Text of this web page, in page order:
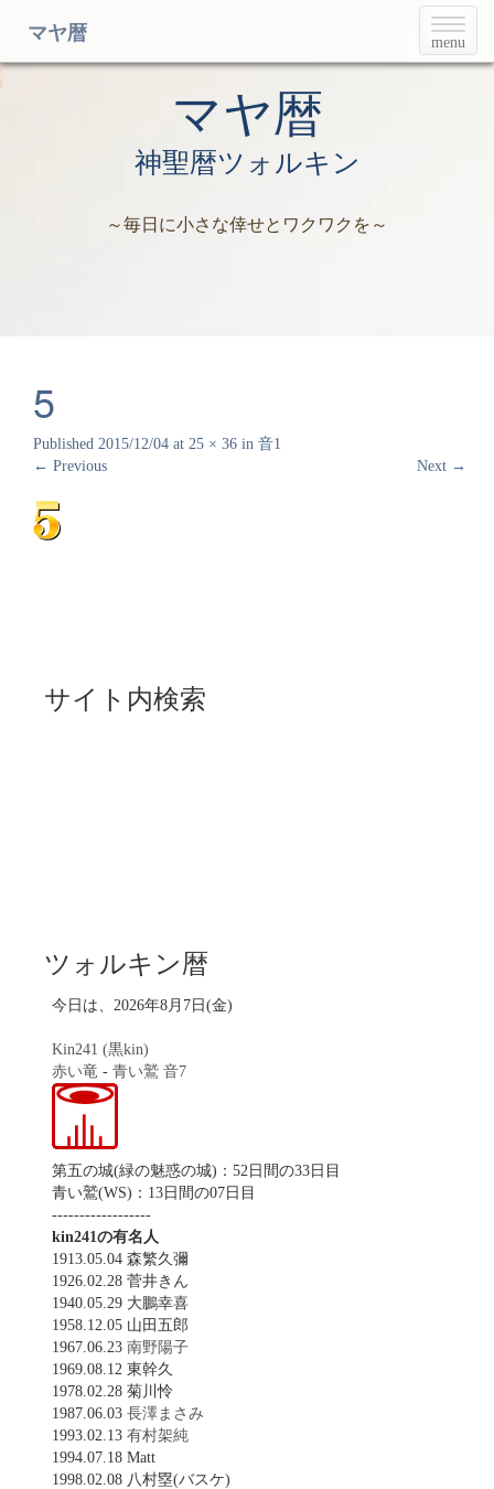
T
o
g
menu
マヤ暦
マヤ暦
神聖暦ツォルキン
～毎日に小さな倖せとワクワクを～
5
Published 2015/12/04 at 25 × 36 in 音1
← Previous Next →
サイト内検索
ツォルキン暦
今日は、2026年8月7日(金)
Kin241 (黒kin)
赤い竜 - 青い鷲 音7
第五の城(緑の魅惑の城)：52日間の33日目
青い鷲(WS)：13日間の07日目
------------------
kin241の有名人
1913.05.04 森繁久彌
1926.02.28 菅井きん
1940.05.29 大鵬幸喜
1958.12.05 山田五郎
1967.06.23 南野陽子
1969.08.12 東幹久
1978.02.28 菊川怜
1987.06.03 長澤まさみ
1993.02.13 有村架純
1994.07.18 Matt
1998.02.08 八村塁(バスケ)